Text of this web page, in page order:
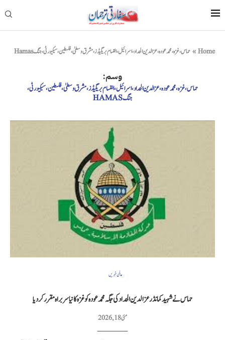
Home
» حماس، غزہ، محمد عودہ، عزالدین الحداد، اسرائیل، القسام بریگیڈز، مشرق وسطیٰ، فلسطین، سیکیورٹی، جنگHamas
وسم:
حماس، غزہ، محمد عودہ، عزالدین الحداد، اسرائیل، القسام بریگیڈز، مشرق وسطیٰ، فلسطین، سیکیورٹی،
جنگHAMAS
عالمی خبریں
حماس نے شہید کمانڈر عزالدین الحداد کی جگہ محمد عودہ کو غزہ کا نیا سربراہ مقرر کر دیا
مئی 18, 2026